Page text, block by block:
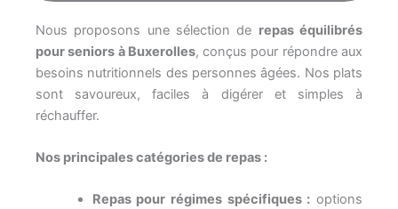
Nous proposons une sélection de repas équilibrés
pour seniors à Buxerolles, conçus pour répondre aux
besoins nutritionnels des personnes âgées. Nos plats
sont savoureux, faciles à digérer et simples à
réchauffer.
Nos principales catégories de repas :
Repas pour régimes spécifiques : options